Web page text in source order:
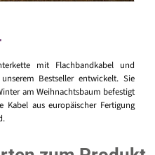
mit Flachbandkabel und
Bestseller entwickelt. Sie
am Weihnachtsbaum befestigt
aus europäischer Fertigung